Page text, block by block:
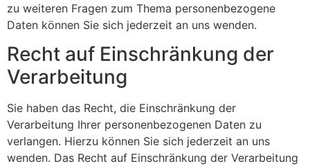
zu weiteren Fragen zum Thema personenbezogene
Daten können Sie sich jederzeit an uns wenden.
Recht auf Einschränkung der
Verarbeitung
Sie haben das Recht, die Einschränkung der
Verarbeitung Ihrer personenbezogenen Daten zu
verlangen. Hierzu können Sie sich jederzeit an uns
wenden. Das Recht auf Einschränkung der Verarbeitung